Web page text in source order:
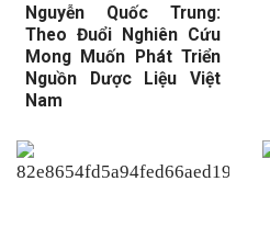
Nguyễn Quốc Trung:
Theo Đuổi Nghiên Cứu
Mong Muốn Phát Triển
Nguồn Dược Liệu Việt
Nam